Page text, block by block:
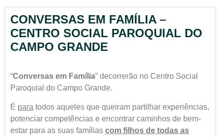
CONVERSAS EM FAMÍLIA –
CENTRO SOCIAL PAROQUIAL DO
CAMPO GRANDE
“Conversas em Família” decorrerão no Centro Social
Paroquial do Campo Grande.
É para todos aqueles que queiram partilhar experiências,
potenciar competências e encontrar caminhos de bem-
estar para as suas famílias com filhos de todas as